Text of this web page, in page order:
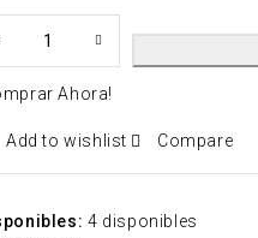
Ahora!
Add to wishlist Compare
4 disponibles